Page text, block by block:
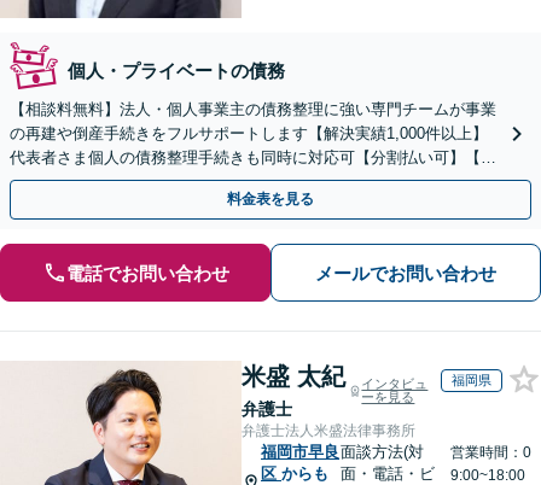
個人・プライベートの債務
【相談料無料】法人・個人事業主の債務整理に強い専門チームが事業
の再建や倒産手続きをフルサポートします【解決実績1,000件以上】
代表者さま個人の債務整理手続きも同時に対応可【分割払い可】【後
払い応相談】【夜間・休日相談可】
料金表を見る
電話でお問い合わせ メールでお問い合わせ
米盛 太紀
弁護士
インタビュ
ーを見る
福岡県
弁護士法人米盛法律事務所
福岡市早良
区 からも
面談方法(対
面・電話・ビ
営業時間：0
9:00~18:00